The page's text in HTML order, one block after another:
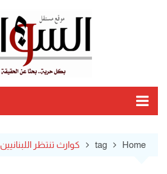
Home
tag كوارث تنتظر اللبنانيين